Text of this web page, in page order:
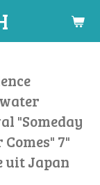
"Someday
7"
uit Japan